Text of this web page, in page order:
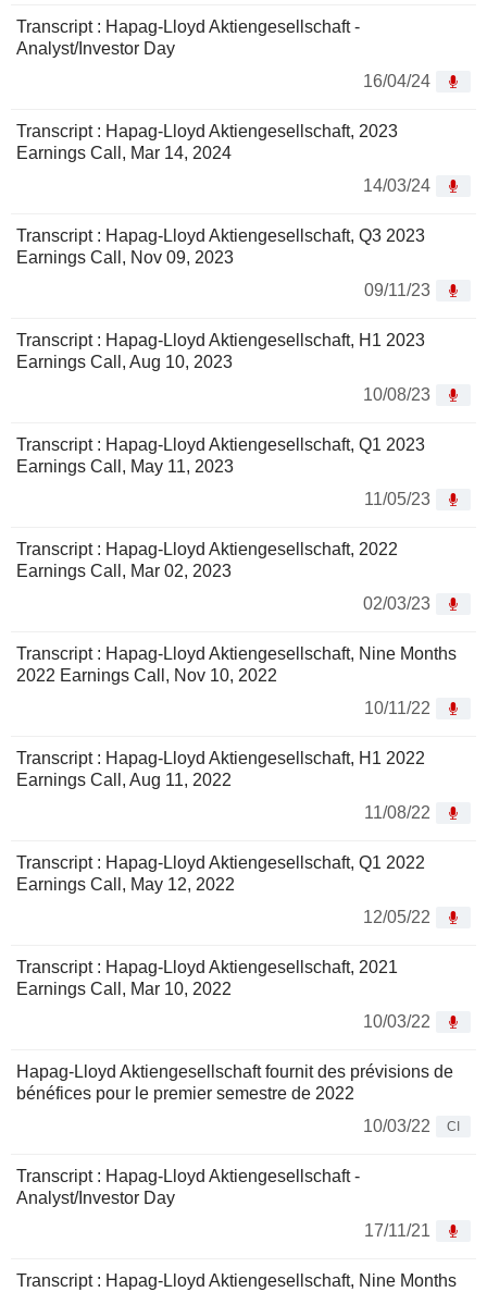
Transcript : Hapag-Lloyd Aktiengesellschaft -
Analyst/Investor Day
16/04/24
Transcript : Hapag-Lloyd Aktiengesellschaft, 2023
Earnings Call, Mar 14, 2024
14/03/24
Transcript : Hapag-Lloyd Aktiengesellschaft, Q3 2023
Earnings Call, Nov 09, 2023
09/11/23
Transcript : Hapag-Lloyd Aktiengesellschaft, H1 2023
Earnings Call, Aug 10, 2023
10/08/23
Transcript : Hapag-Lloyd Aktiengesellschaft, Q1 2023
Earnings Call, May 11, 2023
11/05/23
Transcript : Hapag-Lloyd Aktiengesellschaft, 2022
Earnings Call, Mar 02, 2023
02/03/23
Transcript : Hapag-Lloyd Aktiengesellschaft, Nine Months
2022 Earnings Call, Nov 10, 2022
10/11/22
Transcript : Hapag-Lloyd Aktiengesellschaft, H1 2022
Earnings Call, Aug 11, 2022
11/08/22
Transcript : Hapag-Lloyd Aktiengesellschaft, Q1 2022
Earnings Call, May 12, 2022
12/05/22
Transcript : Hapag-Lloyd Aktiengesellschaft, 2021
Earnings Call, Mar 10, 2022
10/03/22
Hapag-Lloyd Aktiengesellschaft fournit des prévisions de
bénéfices pour le premier semestre de 2022
10/03/22
CI
Transcript : Hapag-Lloyd Aktiengesellschaft -
Analyst/Investor Day
17/11/21
Transcript : Hapag-Lloyd Aktiengesellschaft, Nine Months